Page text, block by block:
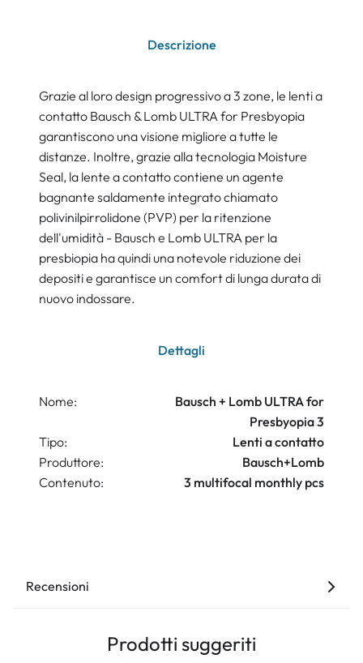
Descrizione
Grazie al loro design progressivo a 3 zone, le lenti a
contatto Bausch & Lomb ULTRA for Presbyopia
garantiscono una visione migliore a tutte le
distanze. Inoltre, grazie alla tecnologia Moisture
Seal, la lente a contatto contiene un agente
bagnante saldamente integrato chiamato
polivinilpirrolidone (PVP) per la ritenzione
dell'umidità - Bausch e Lomb ULTRA per la
presbiopia ha quindi una notevole riduzione dei
depositi e garantisce un comfort di lunga durata di
nuovo indossare.
Dettagli
Nome:
Bausch + Lomb ULTRA for
Presbyopia 3
Tipo:
Lenti a contatto
Produttore:
Bausch+Lomb
Contenuto:
3 multifocal monthly pcs
Recensioni
Prodotti suggeriti